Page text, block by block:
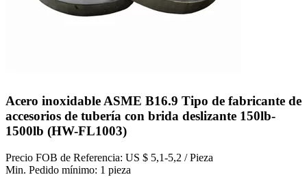
Acero inoxidable ASME B16.9 Tipo de fabricante de
accesorios de tubería con brida deslizante 150lb-
1500lb (HW-FL1003)
Precio FOB de Referencia: US $ 5,1-5,2 / Pieza
Min. Pedido mínimo: 1 pieza